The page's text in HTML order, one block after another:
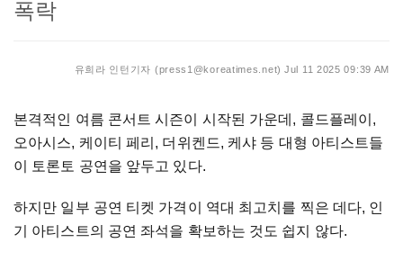
폭락
유희라 인턴기자 (press1@koreatimes.net) Jul 11 2025 09:39 AM
본격적인 여름 콘서트 시즌이 시작된 가운데, 콜드플레이,
오아시스, 케이티 페리, 더위켄드, 케샤 등 대형 아티스트들
이 토론토 공연을 앞두고 있다.
하지만 일부 공연 티켓 가격이 역대 최고치를 찍은 데다, 인
기 아티스트의 공연 좌석을 확보하는 것도 쉽지 않다.